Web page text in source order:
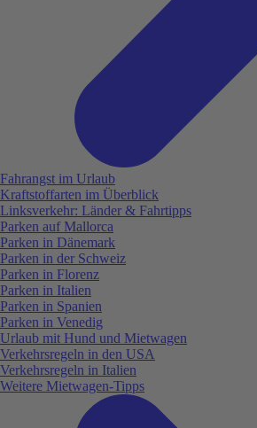
Fahrangst im Urlaub
Kraftstoffarten im Überblick
Linksverkehr: Länder & Fahrtipps
Parken auf Mallorca
Parken in Dänemark
Parken in der Schweiz
Parken in Florenz
Parken in Italien
Parken in Spanien
Parken in Venedig
Urlaub mit Hund und Mietwagen
Verkehrsregeln in den USA
Verkehrsregeln in Italien
Weitere Mietwagen-Tipps